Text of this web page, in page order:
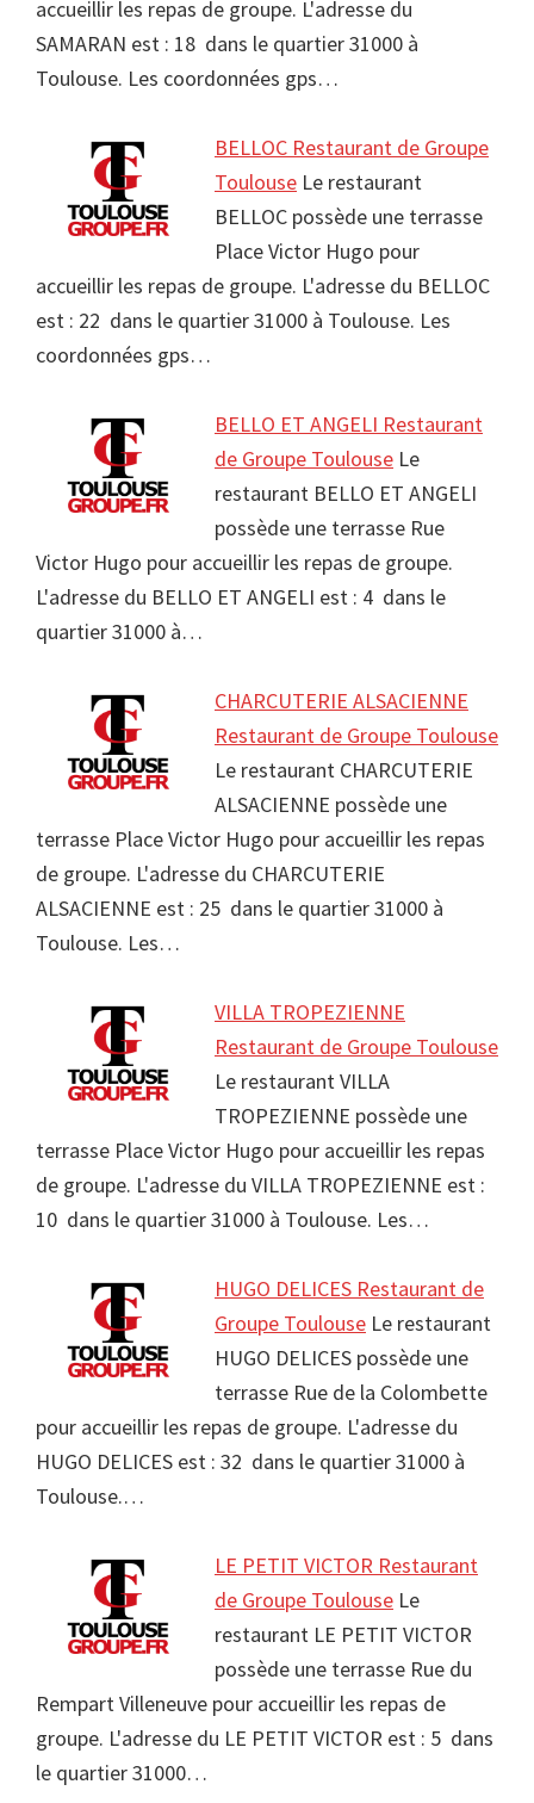
accueillir les repas de groupe. L'adresse du
SAMARAN est : 18 dans le quartier 31000 à
Toulouse. Les coordonnées gps…
BELLOC Restaurant de Groupe
Toulouse Le restaurant
BELLOC possède une terrasse
Place Victor Hugo pour
accueillir les repas de groupe. L'adresse du BELLOC
est : 22 dans le quartier 31000 à Toulouse. Les
coordonnées gps…
BELLO ET ANGELI Restaurant
de Groupe Toulouse Le
restaurant BELLO ET ANGELI
possède une terrasse Rue
Victor Hugo pour accueillir les repas de groupe.
L'adresse du BELLO ET ANGELI est : 4 dans le
quartier 31000 à…
CHARCUTERIE ALSACIENNE
Restaurant de Groupe Toulouse
Le restaurant CHARCUTERIE
ALSACIENNE possède une
terrasse Place Victor Hugo pour accueillir les repas
de groupe. L'adresse du CHARCUTERIE
ALSACIENNE est : 25 dans le quartier 31000 à
Toulouse. Les…
VILLA TROPEZIENNE
Restaurant de Groupe Toulouse
Le restaurant VILLA
TROPEZIENNE possède une
terrasse Place Victor Hugo pour accueillir les repas
de groupe. L'adresse du VILLA TROPEZIENNE est :
10 dans le quartier 31000 à Toulouse. Les…
HUGO DELICES Restaurant de
Groupe Toulouse Le restaurant
HUGO DELICES possède une
terrasse Rue de la Colombette
pour accueillir les repas de groupe. L'adresse du
HUGO DELICES est : 32 dans le quartier 31000 à
Toulouse.…
LE PETIT VICTOR Restaurant
de Groupe Toulouse Le
restaurant LE PETIT VICTOR
possède une terrasse Rue du
Rempart Villeneuve pour accueillir les repas de
groupe. L'adresse du LE PETIT VICTOR est : 5 dans
le quartier 31000…